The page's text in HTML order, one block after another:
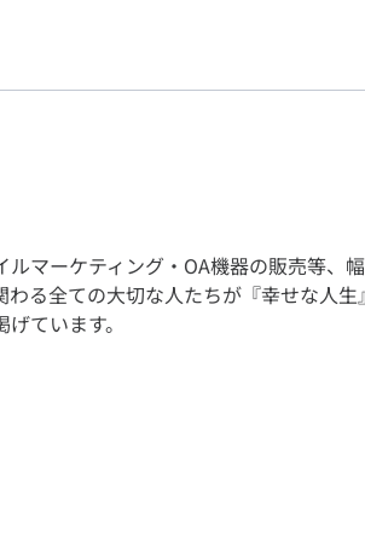
マーケティング・OA機器の販売等、
る全ての大切な人たちが『幸せな人生